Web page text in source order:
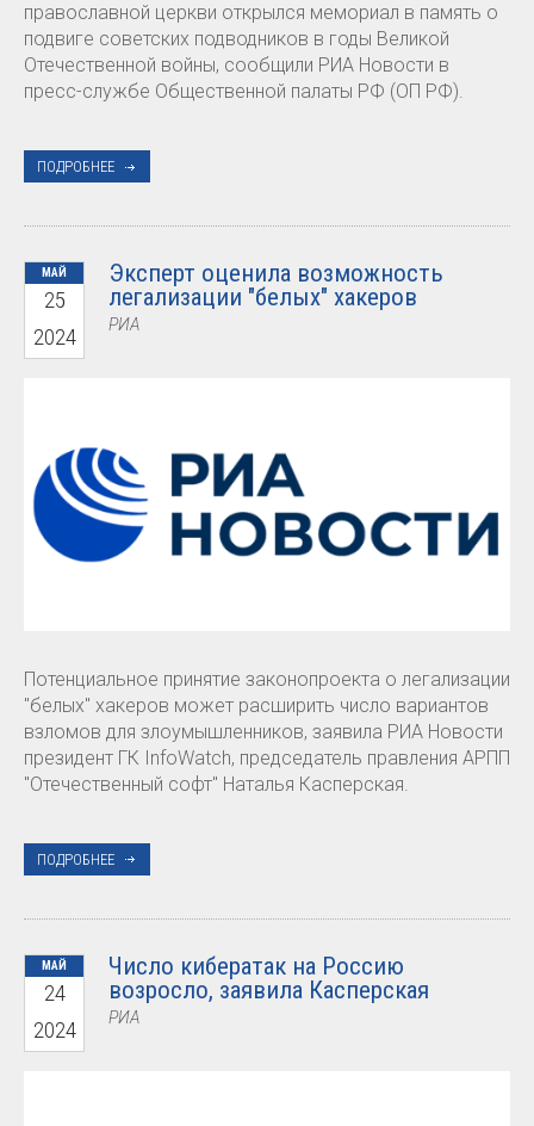
православной церкви открылся мемориал в память о
подвиге советских подводников в годы Великой
Отечественной войны, сообщили РИА Новости в
пресс-службе Общественной палаты РФ (ОП РФ).
ПОДРОБНЕЕ
МАЙ
25
2024
Эксперт оценила возможность
легализации "белых" хакеров
РИА
Потенциальное принятие законопроекта о легализации
"белых" хакеров может расширить число вариантов
взломов для злоумышленников, заявила РИА Новости
президент ГК InfoWatch, председатель правления АРПП
"Отечественный софт" Наталья Касперская.
ПОДРОБНЕЕ
МАЙ
24
2024
Число кибератак на Россию
возросло, заявила Касперская
РИА